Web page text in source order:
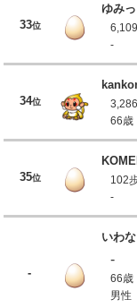
33位
ゆみっ
-
34位
66歳
35位
102
-
-
いわな
-
66歳
男性